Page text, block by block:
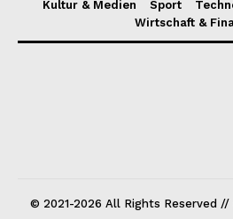
Kultur & Medien
Sport
Wirtschaft &
© 2021-2026 All Rights Reserved